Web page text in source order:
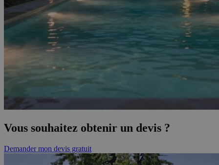
Vous souhaitez obtenir un devis ?
Demander mon devis gratuit